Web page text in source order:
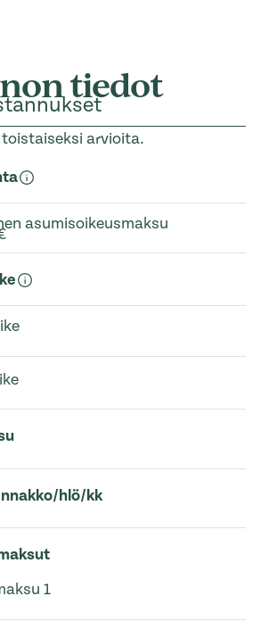
tiedot
arvioita.
asumisoikeusmaksu
hlö/kk
1